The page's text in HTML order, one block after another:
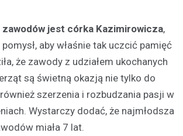
jest córka Kazimirowicza,
aby właśnie tak uczcić pamięć
że zawody z udziałem ukochanych
są świetną okazją nie tylko do
szerzenia i rozbudzania pasji w
Wystarczy dodać, że najmłodsza
miała 7 lat.